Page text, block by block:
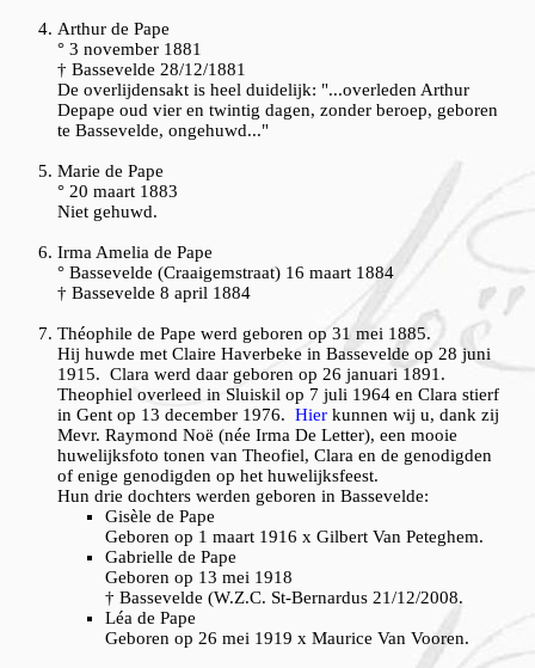
Arthur de Pape
° 3 november 1881
† Bassevelde 28/12/1881
De overlijdensakt is heel duidelijk: "...overleden Arthur
Depape oud vier en twintig dagen, zonder beroep, geboren
te Bassevelde, ongehuwd..."
Marie de Pape
° 20 maart 1883
Niet gehuwd.
Irma Amelia de Pape
° Bassevelde (Craaigemstraat) 16 maart 1884
† Bassevelde 8 april 1884
Théophile de Pape werd geboren op 31 mei 1885.
Hij huwde met Claire Haverbeke in Bassevelde op 28 juni
1915. Clara werd daar geboren op 26 januari 1891.
Theophiel overleed in Sluiskil op 7 juli 1964 en Clara stierf
in Gent op 13 december 1976. Hier kunnen wij u, dank zij
Mevr. Raymond Noë (née Irma De Letter), een mooie
huwelijksfoto tonen van Theofiel, Clara en de genodigden
of enige genodigden op het huwelijksfeest.
Hun drie dochters werden geboren in Bassevelde:
Gisèle de Pape
Geboren op 1 maart 1916 x Gilbert Van Peteghem.
Gabrielle de Pape
Geboren op 13 mei 1918
† Bassevelde (W.Z.C. St-Bernardus 21/12/2008.
Léa de Pape
Geboren op 26 mei 1919 x Maurice Van Vooren.